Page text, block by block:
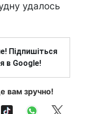
удалось
Підпишіться
в Google!
вам зручно!